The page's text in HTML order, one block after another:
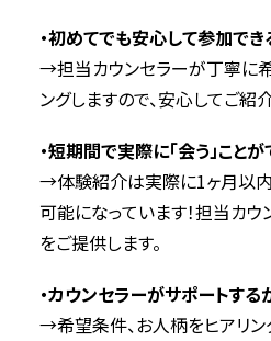
・初めてでも安心して参加でき
→担当カウンセラーが丁寧に
ングしますので、安心してご紹
・短期間で実際に「会う」こと
→体験紹介は実際に1ヶ月以
可能になっています！担当カ
をご提供します。
・カウンセラーがサポートす
→希望条件、お人柄をヒアリン